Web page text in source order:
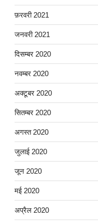
फ़रवरी 2021
जनवरी 2021
दिसम्बर 2020
नवम्बर 2020
अक्टूबर 2020
सितम्बर 2020
अगस्त 2020
जुलाई 2020
जून 2020
मई 2020
अप्रैल 2020